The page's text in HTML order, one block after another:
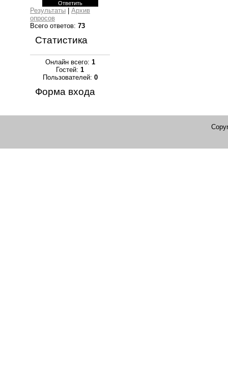
Результаты
Архив
опросов
Всего ответов: 73
Статистика
Онлайн всего: 1
Гостей: 1
Пользователей: 0
Форма входа